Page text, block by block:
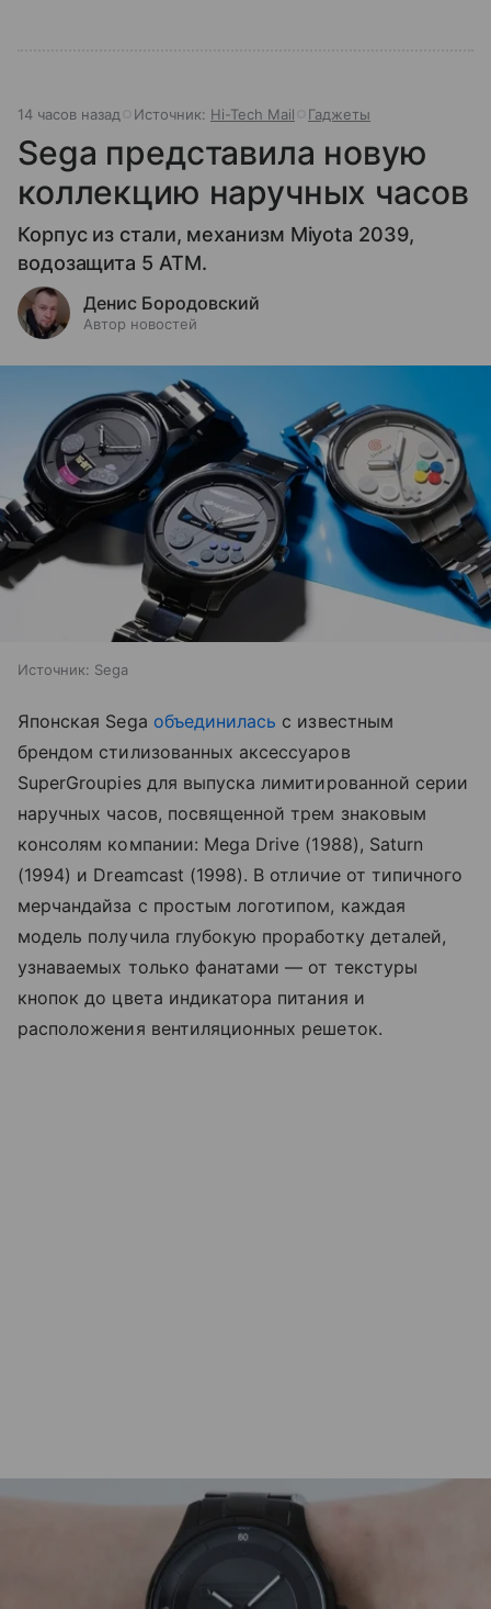
14 часов назад Источник: Hi-Tech Mail Гаджеты
Sega представила новую
коллекцию наручных часов
Корпус из стали, механизм Miyota 2039,
водозащита 5 ATM.
Денис Бородовский
Автор новостей
Источник: Sega
Японская Sega объединилась с известным
брендом стилизованных аксессуаров
SuperGroupies для выпуска лимитированной серии
наручных часов, посвященной трем знаковым
консолям компании: Mega Drive (1988), Saturn
(1994) и Dreamcast (1998). В отличие от типичного
мерчандайза с простым логотипом, каждая
модель получила глубокую проработку деталей,
узнаваемых только фанатами — от текстуры
кнопок до цвета индикатора питания и
расположения вентиляционных решеток.